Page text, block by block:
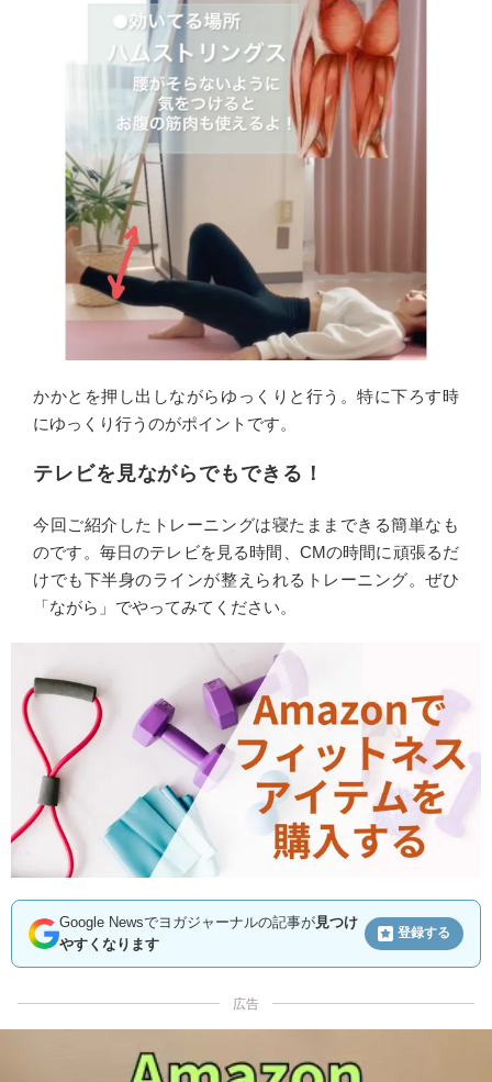
かかとを押し出しながらゆっくりと行う。特に下ろす時
にゆっくり行うのがポイントです。
テレビを見ながらでもできる！
今回ご紹介したトレーニングは寝たままできる簡単なも
のです。毎日のテレビを見る時間、CMの時間に頑張るだ
けでも下半身のラインが整えられるトレーニング。ぜひ
「ながら」でやってみてください。
Google Newsでヨガジャーナルの記事が見つけ
やすくなります
登録する
広告